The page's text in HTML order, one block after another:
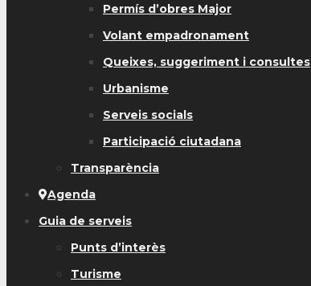
Permís d’obres Major
Volant empadronament
Queixes, suggeriment i consultes
Urbanisme
Serveis socials
Participació ciutadana
Transparència
Agenda
Guia de serveis
Punts d’interès
Turisme